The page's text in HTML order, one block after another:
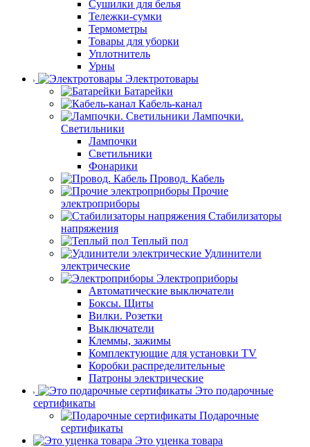
Сушилки для белья
Тележки-сумки
Термометры
Товары для уборки
Уплотнитель
Урны
Электротовары
Батарейки
Кабель-канал
Лампочки.
Светильники
Лампочки
Светильники
Фонарики
Провод. Кабель
Прочие
электроприборы
Стабилизаторы
напряжения
Теплый пол
Удлинители
электрические
Электроприборы
Автоматические выключатели
Боксы. Щиты
Вилки. Розетки
Выключатели
Клеммы, зажимы
Комплектующие для установки TV
Коробки распределительные
Патроны электрические
Это подарочные
сертификаты
Подарочные
сертификаты
Это уценка товара